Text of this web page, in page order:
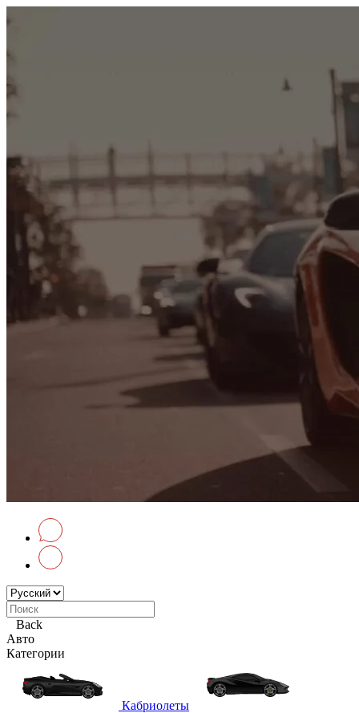
Back
Авто
Категории
Кабриолеты